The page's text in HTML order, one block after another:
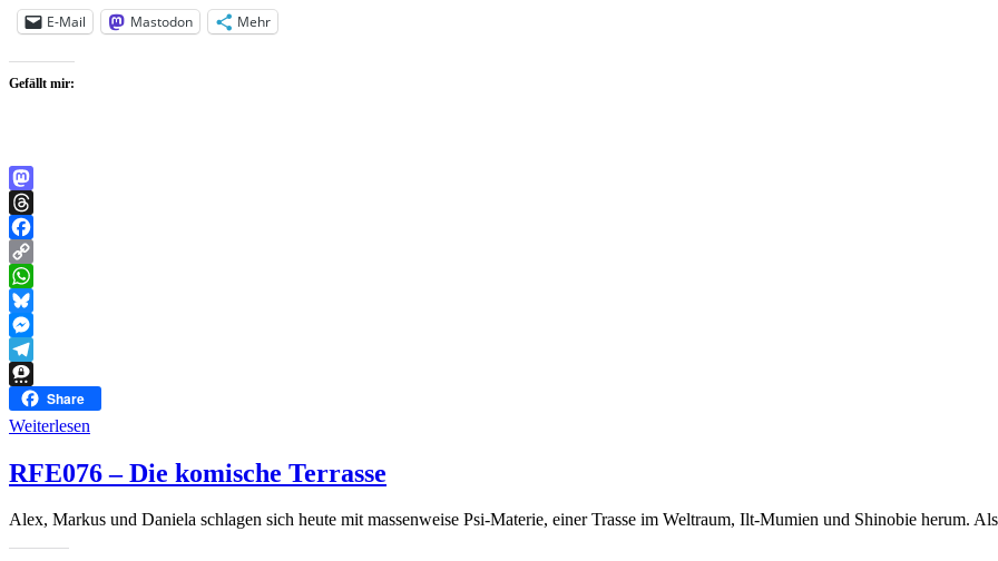
E-Mail Mastodon Mehr
Gefällt mir:
Mastodon
Threads
Facebook
Copy
Link
WhatsApp
Bluesky
Messenger
Telegram
Threema
Share
Weiterlesen
RFE076 – Die komische Terrasse
Alex, Markus und Daniela schlagen sich heute mit massenweise Psi-Materie, einer Trasse im Weltraum, Ilt-Mumien und Shinobie